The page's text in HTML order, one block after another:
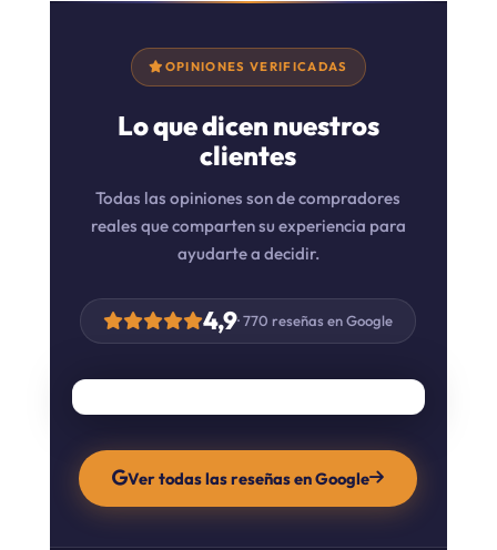
OPINIONES VERIFICADAS
Lo que dicen nuestros
clientes
Todas las opiniones son de compradores
reales que comparten su experiencia para
ayudarte a decidir.
4,9· 770 reseñas en Google
Ver todas las reseñas en Google